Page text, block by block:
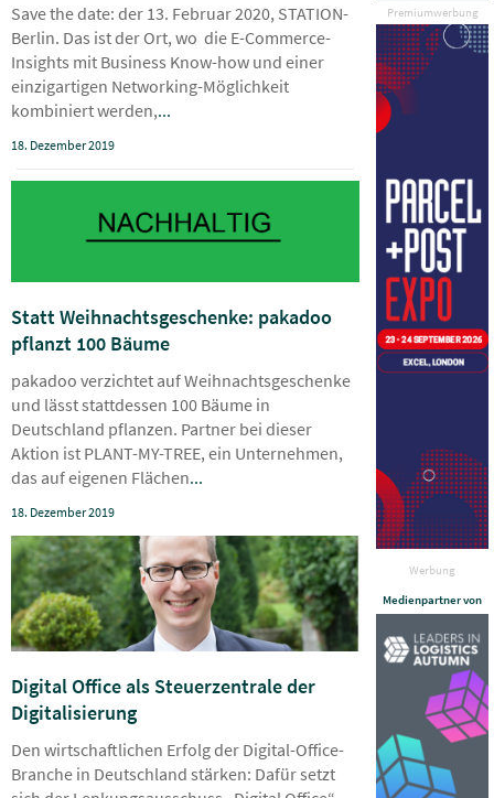
Premiumwerbung
Werbung
Medienpartner von
Save the date: der 13. Februar 2020, STATION-
Berlin. Das ist der Ort, wo die E-Commerce-
Insights mit Business Know-how und einer
einzigartigen Networking-Möglichkeit ​
kombiniert werden​,...
18. Dezember 2019
Statt Weihnachtsgeschenke: pakadoo
pflanzt 100 Bäume
pakadoo verzichtet auf Weihnachtsgeschenke
und lässt stattdessen 100 Bäume in
Deutschland pflanzen. Partner bei dieser
Aktion ist PLANT-MY-TREE, ein Unternehmen,
das auf eigenen Flächen...
18. Dezember 2019
Digital Office als Steuerzentrale der
Digitalisierung
Den wirtschaftlichen Erfolg der Digital-Office-
Branche in Deutschland stärken: Dafür setzt